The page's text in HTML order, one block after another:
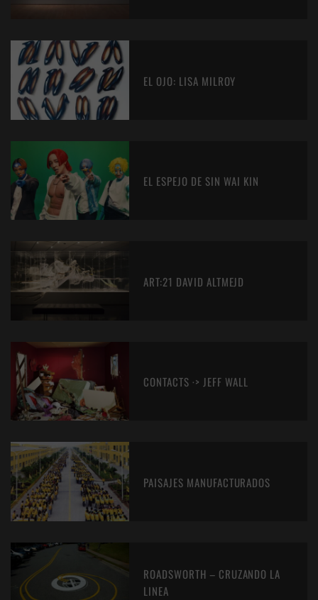
EL OJO: LISA MILROY
EL ESPEJO DE SIN WAI KIN
ART:21 DAVID ALTMEJD
CONTACTS ·> JEFF WALL
PAISAJES MANUFACTURADOS
ROADSWORTH – CRUZANDO LA
LINEA